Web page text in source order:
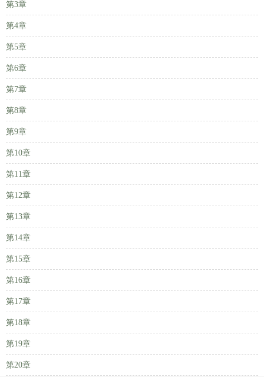
第3章
第4章
第5章
第6章
第7章
第8章
第9章
第10章
第11章
第12章
第13章
第14章
第15章
第16章
第17章
第18章
第19章
第20章